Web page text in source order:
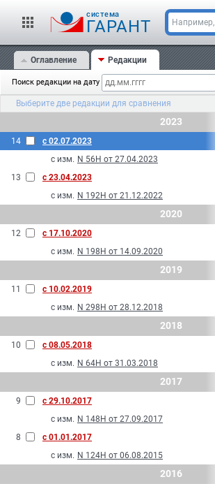
cистема
ГАРАНТ Например,
Оглавление Редакции
Поиск редакции на дату
Выберите две редакции для сравнения
2023
14
с 02.07.2023
с изм. N 56Н от 27.04.2023
13
с 23.04.2023
с изм. N 192Н от 21.12.2022
2020
12
с 17.10.2020
с изм. N 198Н от 14.09.2020
2019
11
с 10.02.2019
с изм. N 298Н от 28.12.2018
2018
10
с 08.05.2018
с изм. N 64Н от 31.03.2018
2017
9
с 29.10.2017
с изм. N 148Н от 27.09.2017
8
с 01.01.2017
с изм. N 124Н от 06.08.2015
2016